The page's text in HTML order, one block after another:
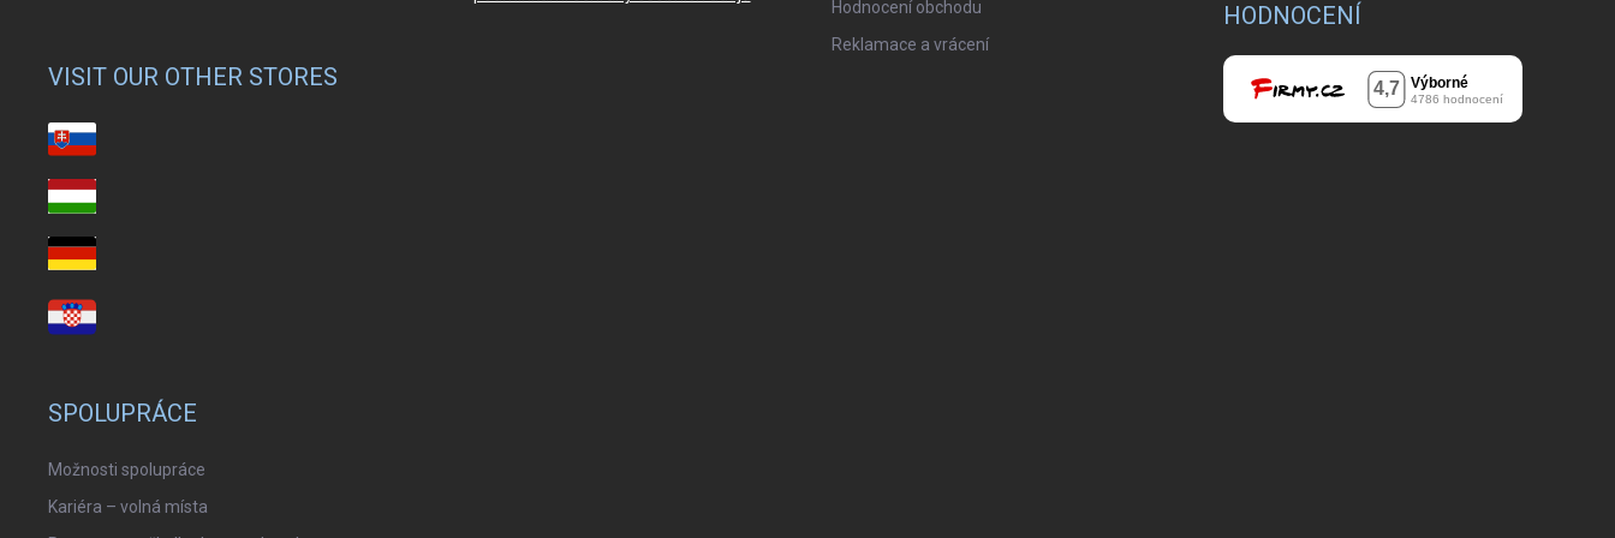
VISIT OUR OTHER STORES
Hodnocení obchodu
Reklamace a vrácení
HODNOCENÍ
SPOLUPRÁCE
Možnosti spolupráce
Kariéra – volná místa